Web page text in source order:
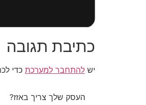
כתיבת תגובה
יש להתחבר למערכת כדי
העסק שלך צריך באזז?